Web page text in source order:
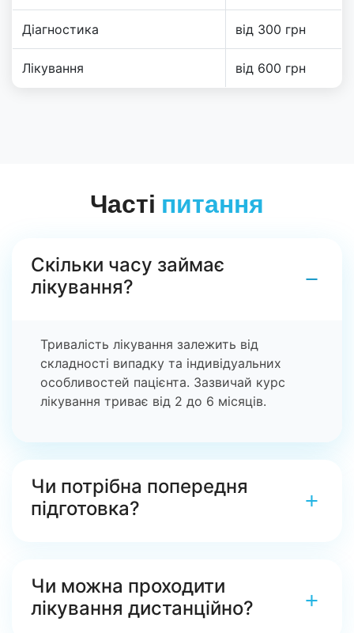
Діагностика від 300 грн
Лікування від 600 грн
Часті питання
Скільки часу займає
лікування?
−
Тривалість лікування залежить від
складності випадку та індивідуальних
особливостей пацієнта. Зазвичай курс
лікування триває від 2 до 6 місяців.
Чи потрібна попередня
підготовка?
+
документи та результати попередніх
обстежень.
Чи можна проходити
лікування дистанційно?
+